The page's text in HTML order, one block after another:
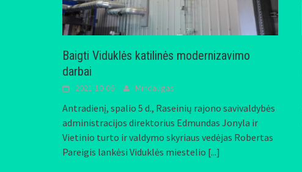
Baigti Viduklės katilinės modernizavimo
darbai
2021-10-06 Mindaugas
Antradienį, spalio 5 d., Raseinių rajono savivaldybės
administracijos direktorius Edmundas Jonyla ir
Vietinio turto ir valdymo skyriaus vedėjas Robertas
Pareigis lankėsi Viduklės miestelio [...]